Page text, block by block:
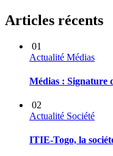
Articles récents
01
Actualité Médias
Médias : Signature
02
Actualité Société
ITIE-Togo, la